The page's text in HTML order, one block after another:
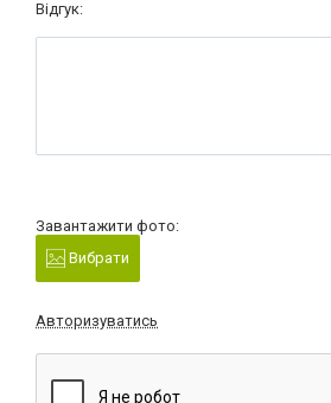
Відгук:
Завантажити фото:
Вибрати
Авторизуватись